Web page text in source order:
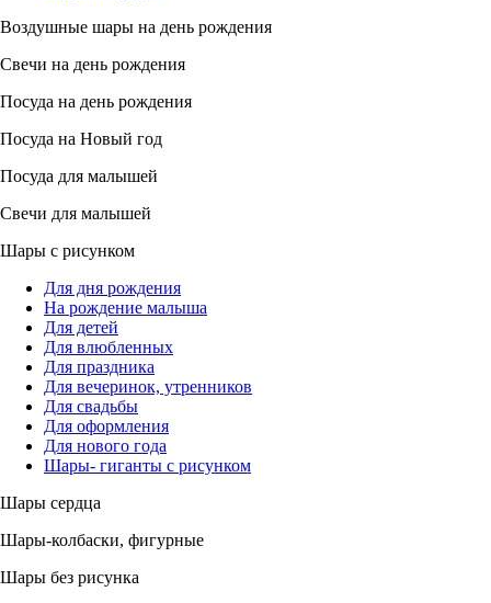
Воздушные шары на день рождения
Свечи на день рождения
Посуда на день рождения
Посуда на Новый год
Посуда для малышей
Свечи для малышей
Шары с рисунком
Для дня рождения
На рождение малыша
Для детей
Для влюбленных
Для праздника
Для вечеринок, утренников
Для свадьбы
Для оформления
Для нового года
Шары- гиганты с рисунком
Шары сердца
Шары-колбаски, фигурные
Шары без рисунка